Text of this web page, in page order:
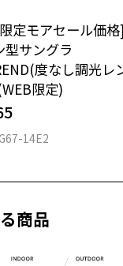
ール）
）
リント！
定期的な視
、
だくと、実店舗で
トレンズ）へ無
いください。
定モアセール価
型サングラ
度なし調光レ
限定)
14E2
商品